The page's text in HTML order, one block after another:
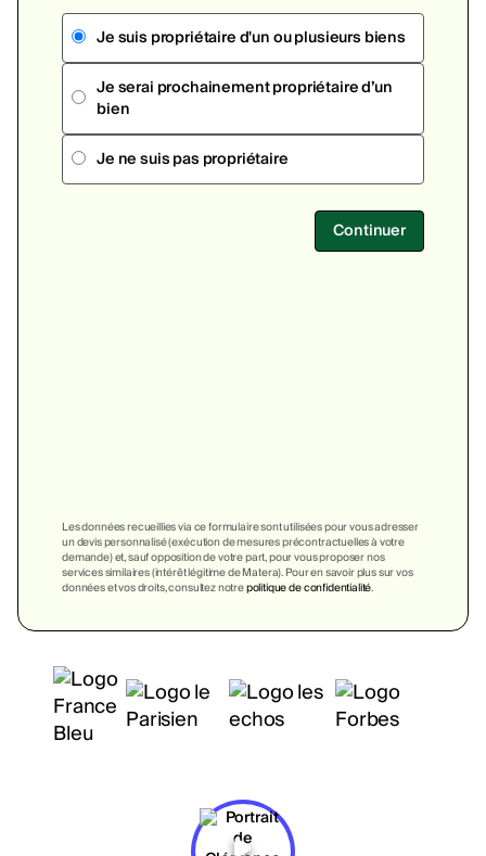
Je suis propriétaire d'un ou plusieurs biens
Je serai prochainement propriétaire d’un
bien
Je ne suis pas propriétaire
Continuer
Les données recueillies via ce formulaire sont utilisées pour vous adresser
un devis personnalisé (exécution de mesures précontractuelles à votre
demande) et, sauf opposition de votre part, pour vous proposer nos
services similaires (intérêt légitime de Matera). Pour en savoir plus sur vos
données et vos droits, consultez notrepolitique de confidentialité.